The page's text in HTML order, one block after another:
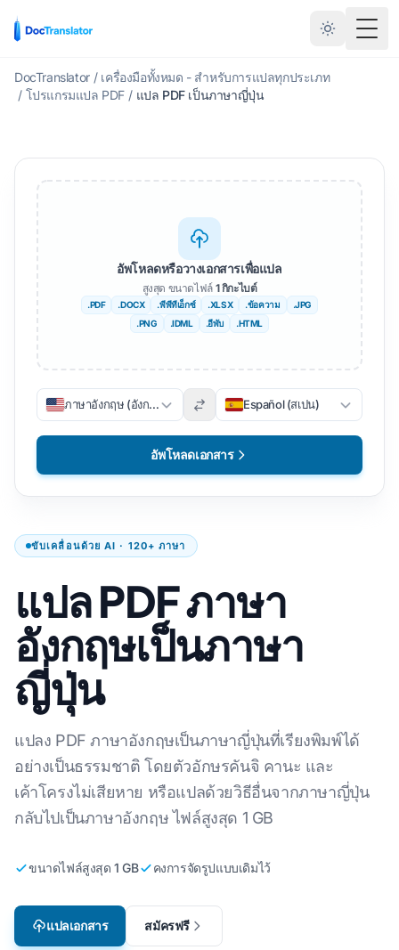
สลับ
DocTranslator / เครื่องมือทั้งหมด - สำหรับการแปลทุกประเภท
/ โปรแกรมแปล PDF / แปล PDF เป็นภาษาญี่ปุ่น
ขับเคลื่อนด้วย AI · 120+ ภาษา
แปล PDF ภาษา
อังกฤษเป็นภาษา
ญี่ปุ่น
แปลง PDF ภาษาอังกฤษเป็นภาษาญี่ปุ่นที่เรียงพิมพ์ได้
อย่างเป็นธรรมชาติ โดยตัวอักษรคันจิ คานะ และ
เค้าโครงไม่เสียหาย หรือแปลด้วยวิธีอื่นจากภาษาญี่ปุ่น
กลับไปเป็นภาษาอังกฤษ ไฟล์สูงสุด 1 GB
ขนาดไฟล์สูงสุด 1 GB คงการจัดรูปแบบเดิมไว้
แปลเอกสาร สมัครฟรี
อัพโหลดหรือวางเอกสารเพื่อแปล
สูงสุด ขนาดไฟล์ 1 กิกะไบต์
.PDF .DOCX .พีพีทีเอ็กซ์ .XLSX .ข้อความ
.JPG
.PNG
.IDML .อีพับ .HTML
ภาษาอังกฤษ (อังกฤษ) Español (สเปน)
อัพโหลดเอกสาร